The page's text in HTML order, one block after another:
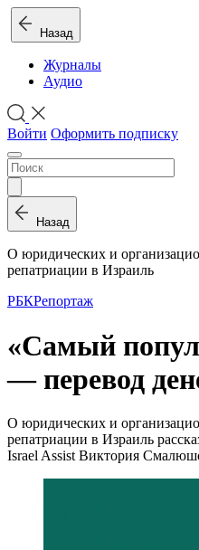
Назад
Журналы
Аудио
Войти Оформить подписку
Назад
О юридических и
репатриации в Израиль
РБКРепортаж
«Самый
— перевод
О юридических и
репатриации в Израиль
Israel Assist Виктория